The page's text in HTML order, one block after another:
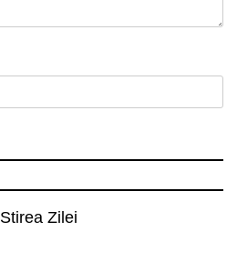
Stirea Zilei